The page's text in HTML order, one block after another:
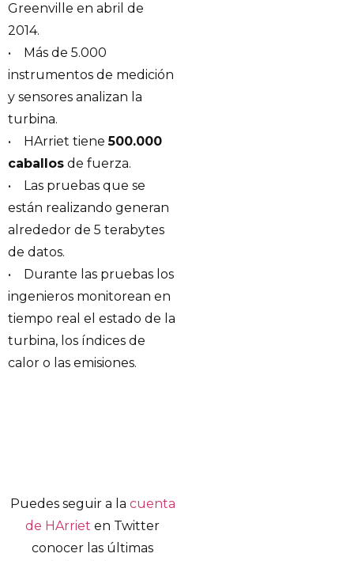
Greenville en abril de
2014.
• Más de 5.000
instrumentos de medición
y sensores analizan la
turbina.
• HArriet tiene500.000
caballos de fuerza.
• Las pruebas que se
están realizando generan
alrededor de 5 terabytes
de datos.
• Durante las pruebas los
ingenieros monitorean en
tiempo real el estado de la
turbina, los índices de
calor o las emisiones.
Puedes seguir a la cuenta
de HArriet en Twitter
conocer las últimas